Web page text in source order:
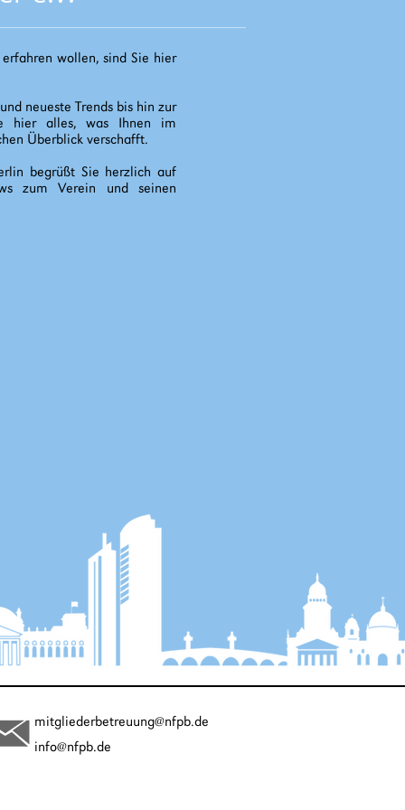
wollen, sind Sie hier
neueste Trends bis hin zur
hier alles, was Ihnen im
Überblick verschafft.
begrüßt Sie herzlich auf
zum Verein und seinen
mitgliederbetreuung@nfpb.de
info@nfpb.de